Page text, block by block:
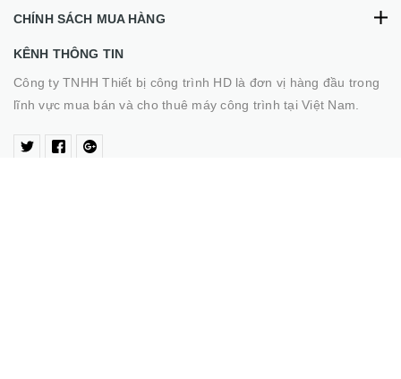
CHÍNH SÁCH MUA HÀNG
KÊNH THÔNG TIN
Công ty TNHH Thiết bị công trình HD là đơn vị hàng đầu trong
lĩnh vực mua bán và cho thuê máy công trình tại Việt Nam.